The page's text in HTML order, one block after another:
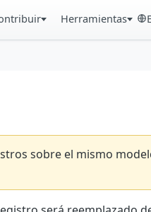
Herramientas
sobre el mismo